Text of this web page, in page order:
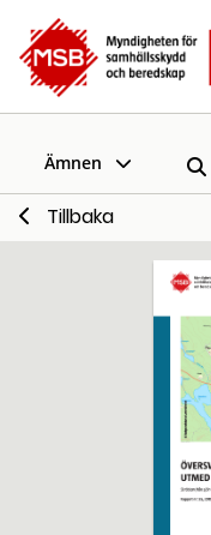
Ämnen
Tillbaka